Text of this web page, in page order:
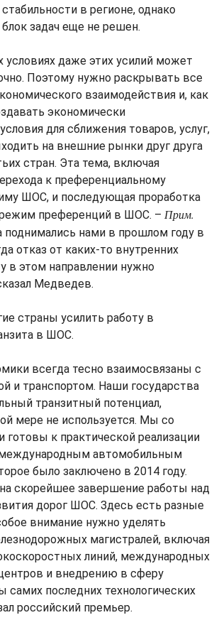
в регионе, однако
задач еще не решен.
даже этих усилий может
Поэтому нужно раскрывать все
взаимодействия и, как
экономически
для сближения товаров, услуг,
на внешние рынки друг друга
стран. Эта тема, включая
к преференциальному
ШОС, и последующая проработка
преференций в ШОС. – Прим.
поднимались нами в прошлом году в
отказ от каких-то внутренних
в этом направлении нужно
Медведев.
страны усилить работу в
в ШОС.
всегда тесно взаимосвязаны с
и транспортом. Наши государства
транзитный потенциал,
мере не используется. Мы со
готовы к практической реализации
автомобильным
было заключено в 2014 году.
скорейшее завершение работы над
дорог ШОС. Здесь есть разные
внимание нужно уделять
магистралей, включая
линий, международных
и внедрению в сферу
самих последних технологических
российский премьер.